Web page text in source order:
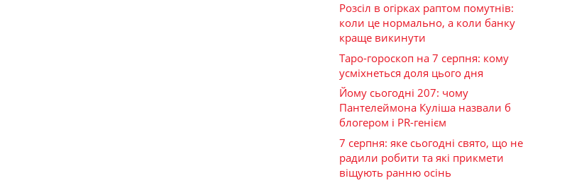
Розсіл в огірках раптом помутнів:
коли це нормально, а коли банку
краще викинути
Таро-гороскоп на 7 серпня: кому
усміхнеться доля цього дня
Йому сьогодні 207: чому
Пантелеймона Куліша назвали б
блогером і PR-генієм
7 серпня: яке сьогодні свято, що не
радили робити та які прикмети
віщують ранню осінь